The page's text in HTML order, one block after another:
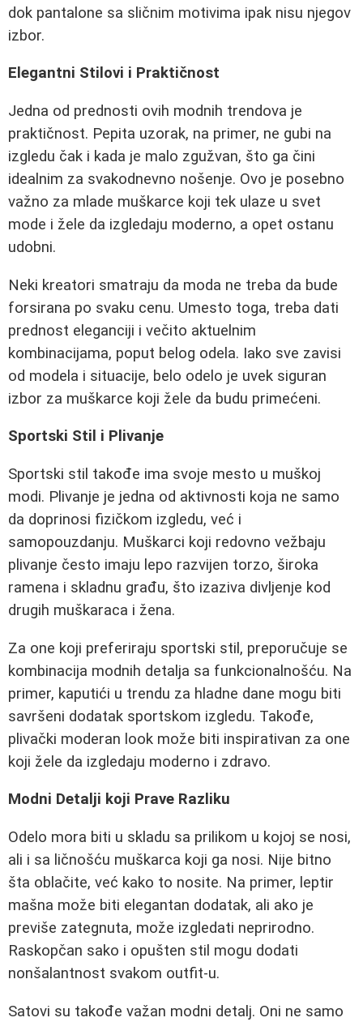
dok pantalone sa sličnim motivima ipak nisu njegov
izbor.
Elegantni Stilovi i Praktičnost
Jedna od prednosti ovih modnih trendova je
praktičnost. Pepita uzorak, na primer, ne gubi na
izgledu čak i kada je malo zgužvan, što ga čini
idealnim za svakodnevno nošenje. Ovo je posebno
važno za mlade muškarce koji tek ulaze u svet
mode i žele da izgledaju moderno, a opet ostanu
udobni.
Neki kreatori smatraju da moda ne treba da bude
forsirana po svaku cenu. Umesto toga, treba dati
prednost eleganciji i večito aktuelnim
kombinacijama, poput belog odela. Iako sve zavisi
od modela i situacije, belo odelo je uvek siguran
izbor za muškarce koji žele da budu primećeni.
Sportski Stil i Plivanje
Sportski stil takođe ima svoje mesto u muškoj
modi. Plivanje je jedna od aktivnosti koja ne samo
da doprinosi fizičkom izgledu, već i
samopouzdanju. Muškarci koji redovno vežbaju
plivanje često imaju lepo razvijen torzo, široka
ramena i skladnu građu, što izaziva divljenje kod
drugih muškaraca i žena.
Za one koji preferiraju sportski stil, preporučuje se
kombinacija modnih detalja sa funkcionalnošću. Na
primer, kaputići u trendu za hladne dane mogu biti
savršeni dodatak sportskom izgledu. Takođe,
plivački moderan look može biti inspirativan za one
koji žele da izgledaju moderno i zdravo.
Modni Detalji koji Prave Razliku
Odelo mora biti u skladu sa prilikom u kojoj se nosi,
ali i sa ličnošću muškarca koji ga nosi. Nije bitno
šta oblačite, već kako to nosite. Na primer, leptir
mašna može biti elegantan dodatak, ali ako je
previše zategnuta, može izgledati neprirodno.
Raskopčan sako i opušten stil mogu dodati
nonšalantnost svakom outfit-u.
Satovi su takođe važan modni detalj. Oni ne samo